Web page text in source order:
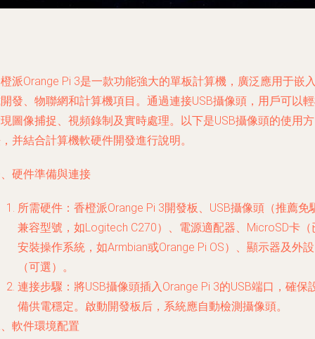
派Orange Pi 3是一款功能強大的單板計算機，廣泛應用于嵌
發、物聯網和計算機項目。通過連接USB攝像頭，用戶可以
圖像捕捉、視頻錄制及實時處理。以下是USB攝像頭的使用方
并結合計算機軟硬件開發進行說明。
硬件準備與連接
所需硬件：香橙派Orange Pi 3開發板、USB攝像頭（推薦免
兼容型號，如Logitech C270）、電源適配器、MicroSD卡（
安裝操作系統，如Armbian或Orange Pi OS）、顯示器及外設
（可選）。
連接步驟：將USB攝像頭插入Orange Pi 3的USB端口，確保
備供電穩定。啟動開發板后，系統應自動檢測攝像頭。
軟件環境配置